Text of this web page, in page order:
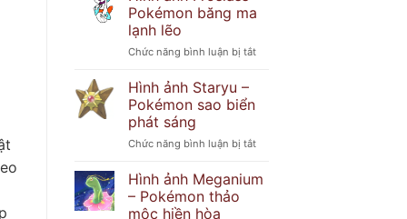
bí
–
hoa
Pokémon băng ma
lạnh lẽo
Chức năng bình luận bị tắtở
băng
lạnh
Hình ảnh Staryu –
Pokémon sao biển
phát sáng
Chức năng bình luận bị tắtở
ảnh
Hình ảnh Meganium
– Pokémon thảo
mộc hiền hòa